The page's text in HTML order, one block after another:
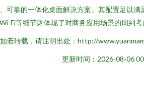
可靠的一体化桌面解决方案。其配置足以满
Fi等细节则体现了对商务应用场景的周到考
如若转载，请注明出处：http://
更新时间：2026-08-06